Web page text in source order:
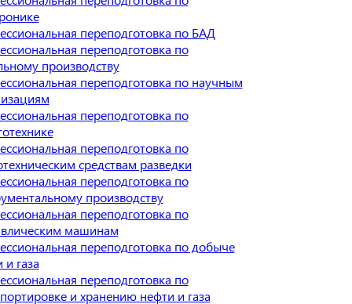
переподготовка по БАД
переподготовка по
производству
переподготовка по научным
переподготовка по
переподготовка по
средствам разведки
переподготовка по
производству
переподготовка по
машинам
переподготовка по добыче
газа
переподготовка по
и хранению нефти и газа